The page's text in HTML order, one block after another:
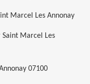
Marcel Les Annonay
Marcel Les
07100